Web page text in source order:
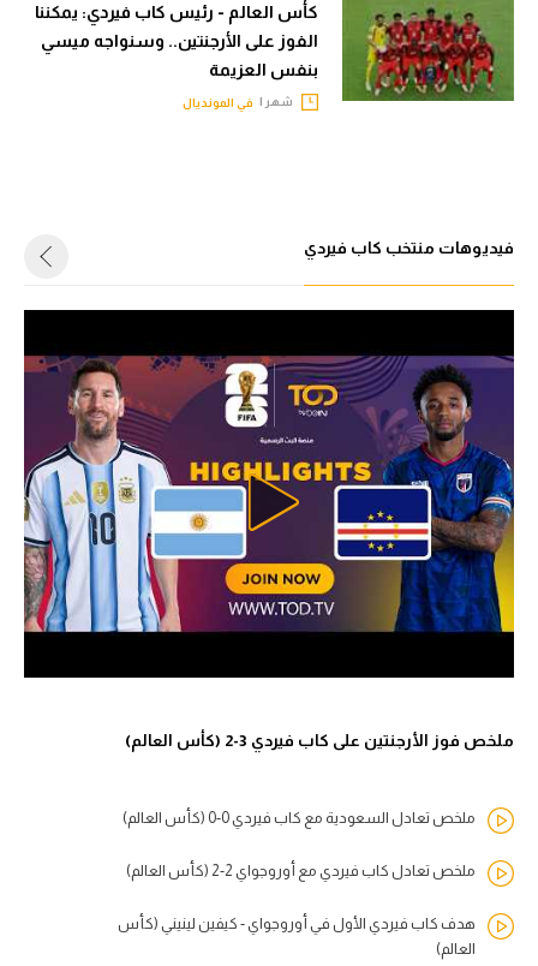
كويز في الجول
فيديو في الجول
كأس العالم - رئيس كاب فيردي: يمكننا
الفوز على الأرجنتين.. وسنواجه ميسي
بنفس العزيمة
شهر | في المونديال
فيديوهات منتخب كاب فيردي
ملخص فوز الأرجنتين على كاب فيردي 3-2 (كأس العالم)
ملخص تعادل السعودية مع كاب فيردي 0-0 (كأس العالم)
ملخص تعادل كاب فيردي مع أوروجواي 2-2 (كأس العالم)
هدف كاب فيردي الأول في أوروجواي - كيفين لينيني (كأس
العالم)